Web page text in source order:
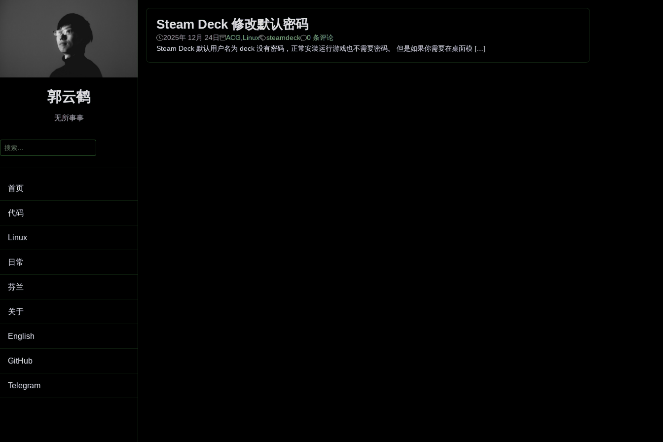
郭云鹤
无所事事
搜
索：
首页
代码
Linux
日常
芬兰
关于
English
GitHub
Telegram
Steam Deck 修改默认密码
2025年 12月 24日 ACG,Linux steamdeck 0 条评论
Steam Deck 默认用户名为 deck 没有密码，正常安装运行游戏也不需要密码。 但是如果你需要在桌面模 […]